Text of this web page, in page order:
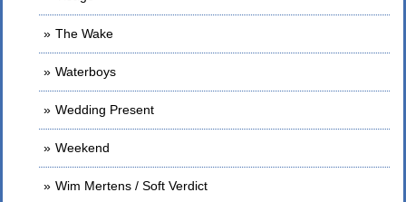
The Wake
Waterboys
Wedding Present
Weekend
Wim Mertens / Soft Verdict